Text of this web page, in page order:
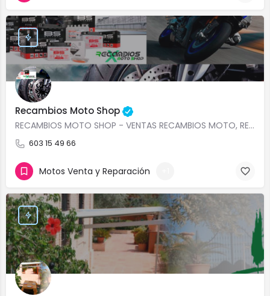
Recambios Moto Shop
RECAMBIOS MOTO SHOP - VENTAS RECAMBIOS MOTO, REPUESTOS PARA MOTOS DE TODAS MARCAS, DISTRIBUIDOR RECAMBIOS…
603 15 49 66
Motos Venta y Reparación